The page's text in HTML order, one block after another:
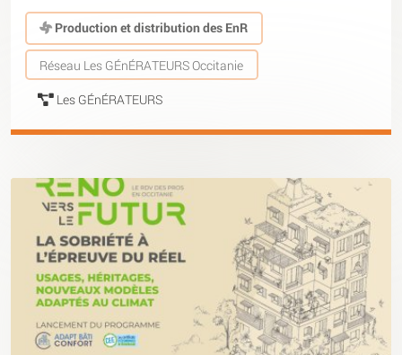
Production et distribution des EnR
Réseau Les GÉnÉRATEURS Occitanie
Les GÉnÉRATEURS